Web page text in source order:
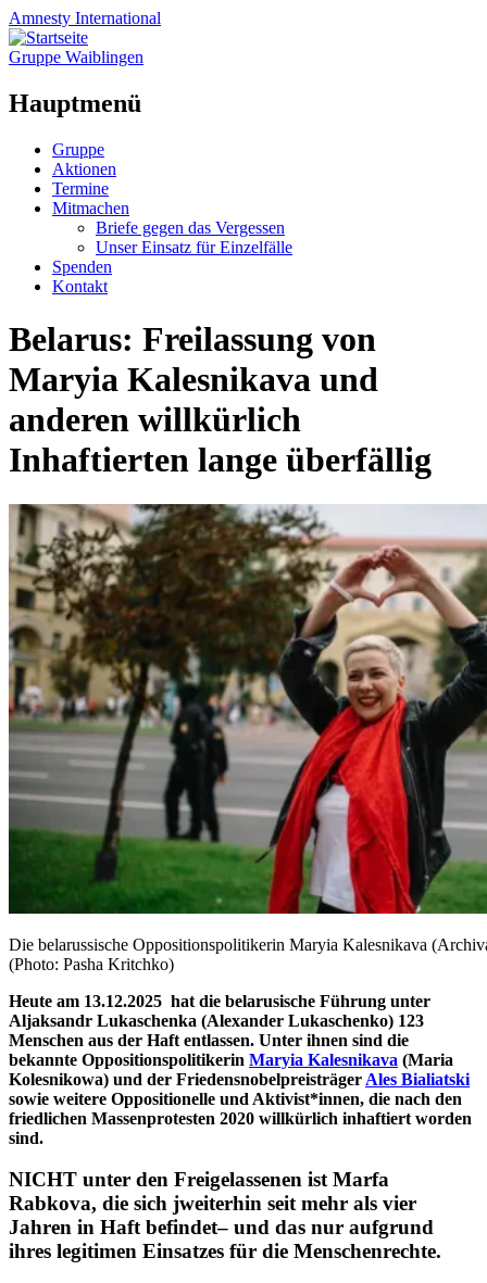
Amnesty International
Gruppe Waiblingen
Hauptmenü
Zum
Inhalt
springen
Gruppe
Aktionen
Termine
Mitmachen
Briefe gegen das Vergessen
Unser Einsatz für Einzelfälle
Spenden
Kontakt
Belarus: Freilassung von
Maryia Kalesnikava und
anderen willkürlich
Inhaftierten lange überfällig
Die belarussische Oppositionspolitikerin Maryia Kalesnikava
(Photo: Pasha Kritchko)
Heute am 13.12.2025 hat die belarusische Führung unter
Aljaksandr Lukaschenka (Alexander Lukaschenko) 123
Menschen aus der Haft entlassen. Unter ihnen sind die
bekannte Oppositionspolitikerin Maryia Kalesnikava (Maria
Kolesnikowa) und der Friedensnobelpreisträger Ales Bialiatski
sowie weitere Oppositionelle und Aktivist*innen, die nach den
friedlichen Massenprotesten 2020 willkürlich inhaftiert worden
sind.
NICHT unter den Freigelassenen istMarfa
Rabkova, die sich jweiterhin seit mehr als vier
Jahren in Haftbefindet– und das nur aufgrund
ihres legitimen Einsatzes für die Menschenrechte.